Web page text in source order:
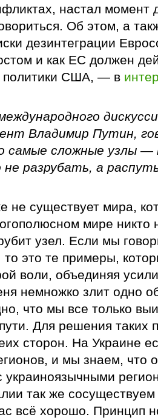
настал момент
Об этом, а
дезинтеграции
и как ЕС должен
политики США, — в
Владимир Путин,
самые сложные узлы
не разрубать, а
существует мира,
мире никто
узел. Если мы
это те примеры,
воли, объединяя
немножко злит одно
что мы все только
Для решения таких
сторон. На Украине
и мы знаем, что
украиноязычными
так же сосуществуем
всё хорошо. Принцип